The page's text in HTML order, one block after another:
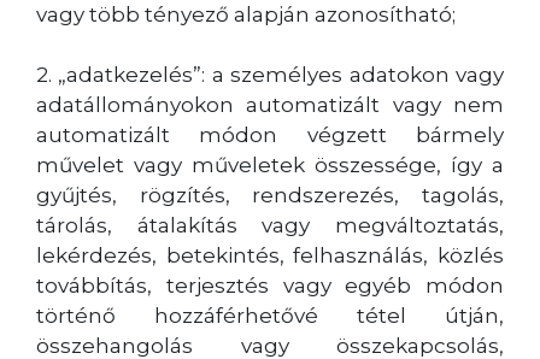
vagy több tényező alapján azonosítható;
2. „adatkezelés”: a személyes adatokon vagy
adatállományokon automatizált vagy nem
automatizált módon végzett bármely
művelet vagy műveletek összessége, így a
gyűjtés, rögzítés, rendszerezés, tagolás,
tárolás, átalakítás vagy megváltoztatás,
lekérdezés, betekintés, felhasználás, közlés
továbbítás, terjesztés vagy egyéb módon
történő hozzáférhetővé tétel útján,
összehangolás vagy összekapcsolás,